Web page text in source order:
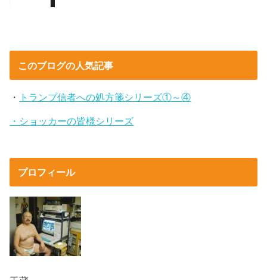
このブログの人気記事
・ トランプ信者への処方箋シリーズ①～④
・ショッカーの皆様シリーズ
プロフィール